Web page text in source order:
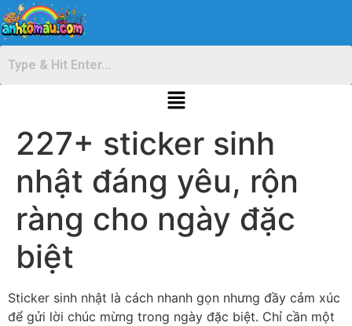
227+ sticker sinh
nhật đáng yêu, rộn
ràng cho ngày đặc
biệt
Sticker sinh nhật là cách nhanh gọn nhưng đầy cảm xúc
để gửi lời chúc mừng trong ngày đặc biệt. Chỉ cần một